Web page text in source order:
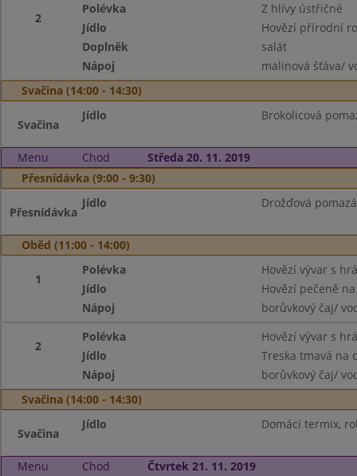
2
Polévka
Z hlívy ústřičné
Jídlo
Hovězí přírodní
Doplněk
salát
Nápoj
malinová šťáva/
Svačina (14:00 - 14:30)
Svačina
Jídlo Brokolicová
Menu Chod
Středa 20. 11. 2019
Přesnídávka (9:00 - 9:30)
Přesnídávka
Jídlo Drožďová
Oběd (11:00 - 14:00)
1
Polévka
Hovězí vývar s
Jídlo
Hovězí pečeně
Nápoj
borůvkový čaj/
2
Polévka
Hovězí vývar s
Jídlo
Treska tmavá na
Nápoj
borůvkový čaj/
Svačina (14:00 - 14:30)
Svačina
Jídlo Domácí termix,
Menu Chod
Čtvrtek 21. 11. 2019